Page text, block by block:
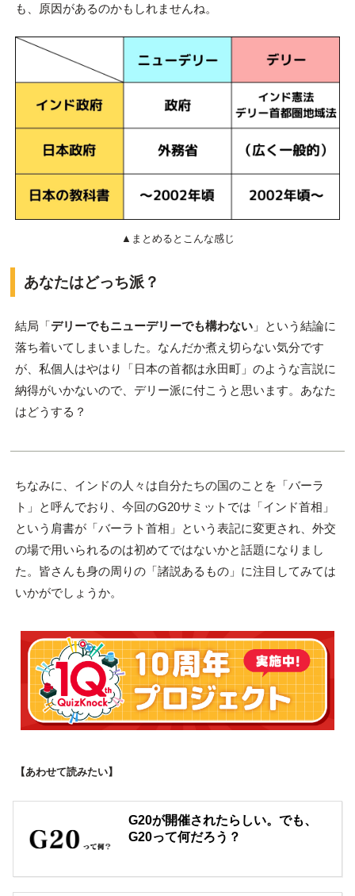
も、原因があるのかもしれませんね。
▲まとめるとこんな感じ
あなたはどっち派？
結局「デリーでもニューデリーでも構わない」という結論に
落ち着いてしまいました。なんだか煮え切らない気分です
が、私個人はやはり「日本の首都は永田町」のような言説に
納得がいかないので、デリー派に付こうと思います。あなた
はどうする？
ちなみに、インドの人々は自分たちの国のことを「バーラ
ト」と呼んでおり、今回のG20サミットでは「インド首相」
という肩書が「バーラト首相」という表記に変更され、外交
の場で用いられるのは初めてではないかと話題になりまし
た。皆さんも身の周りの「諸説あるもの」に注目してみては
いかがでしょうか。
【あわせて読みたい】
G20が開催されたらしい。でも、
G20って何だろう？